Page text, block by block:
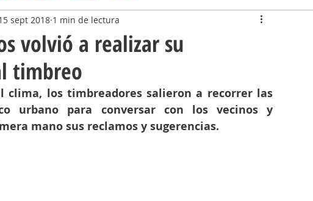
volvió a realizar su
timbreo
sept 2018 1 min de lectura
clima, los timbreadores salieron a recorrer las
urbano para conversar con los vecinos y
mano sus reclamos y sugerencias.